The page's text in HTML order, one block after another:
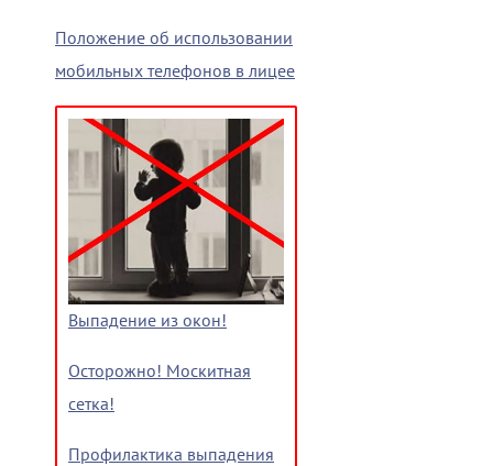
Положение об использовании
мобильных телефонов в лицее
Выпадение из окон!
Осторожно! Москитная
сетка!
Профилактика выпадения